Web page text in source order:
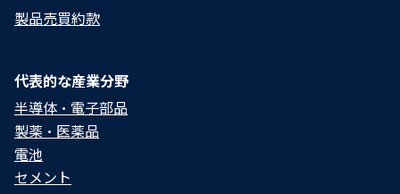
製品売買約款
代表的な産業分野
半導体・電子部品
製薬・医薬品
電池
セメント